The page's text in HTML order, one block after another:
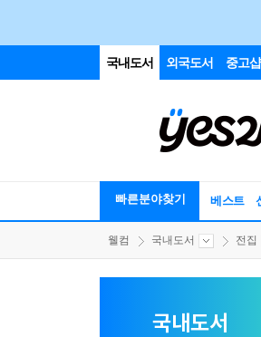
국내도서 외국도서 중고샵
빠른분야찾기 베스트
웰컴 국내도서 전집
국내도서